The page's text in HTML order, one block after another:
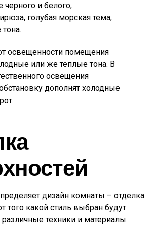
черного и белого;
голубая морская тема;
освещенности помещения
или же тёплые тона. В
освещения
дополнят холодные
дизайн комнаты – отделка.
того какой стиль выбран будут
различные техники и материалы.